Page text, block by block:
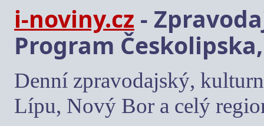
i-noviny.cz -
Program
Denní zpravodajský,
Lípu, Nový Bor a celý